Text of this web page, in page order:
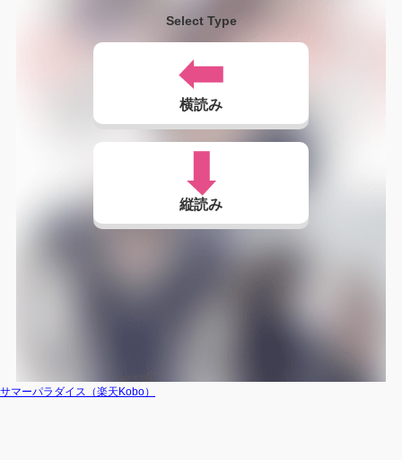
Select Type
横読み
縦読み
サマーパラダイス（楽天Kobo）